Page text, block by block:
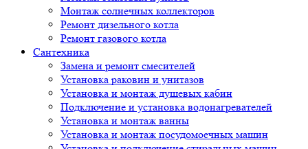
Монтаж солнечных коллекторов
Ремонт дизельного котла
Ремонт газового котла
Cантехника
Замена и ремонт смесителей
Установка раковин и унитазов
Установка и монтаж душевых кабин
Подключение и установка водонагревателей
Установка и монтаж ванны
Установка и монтаж посудомоечных машин